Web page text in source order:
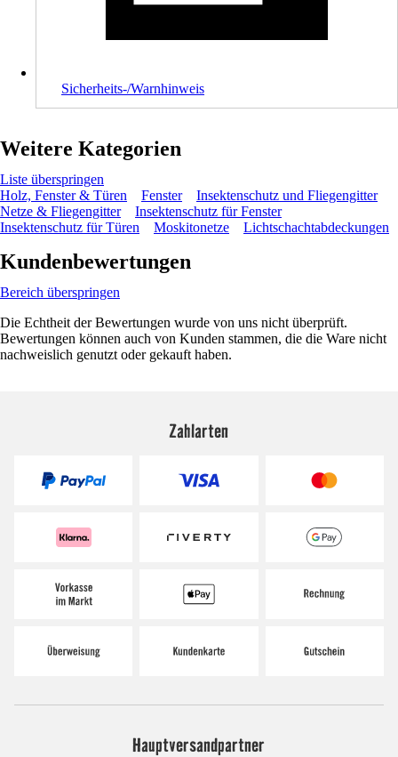
Sicherheits-/Warnhinweis
Weitere Kategorien
Liste überspringen
Holz, Fenster & Türen
Fenster
Insektenschutz und Fliegengitter
Netze & Fliegengitter
Insektenschutz für Fenster
Insektenschutz für Türen
Moskitonetze Lichtschachtabdeckungen
Kundenbewertungen
Bereich überspringen
Die Echtheit der Bewertungen wurde von uns nicht überprüft.
Bewertungen können auch von Kunden stammen, die die Ware nicht
nachweislich genutzt oder gekauft haben.
Zahlarten
Hauptversandpartner